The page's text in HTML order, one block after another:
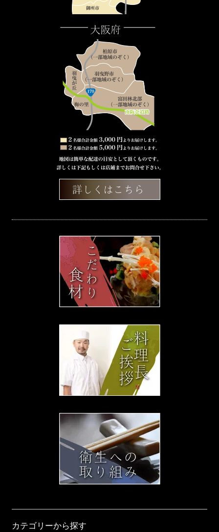
カテゴリーから探す